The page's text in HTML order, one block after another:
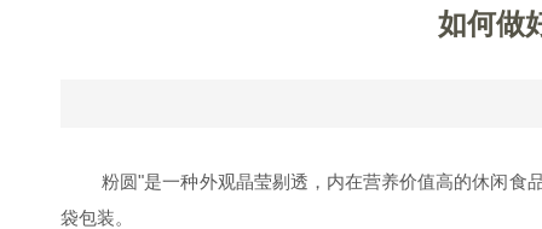
如何做
粉圆"是一种外观晶莹剔透，内在营养价值高的休闲食品
袋包装。